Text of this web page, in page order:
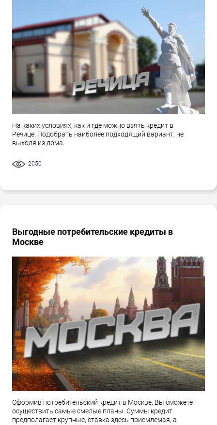
На каких условиях, как и где можно взять кредит в
Речице. Подобрать наиболее подходящий вариант, не
выходя из дома.
2050
Выгодные потребительские кредиты в
Москве
Оформив потребительский кредит в Москве, Вы сможете
осуществить самые смелые планы. Суммы кредит
предполагает крупные, ставка здесь приемлемая, а